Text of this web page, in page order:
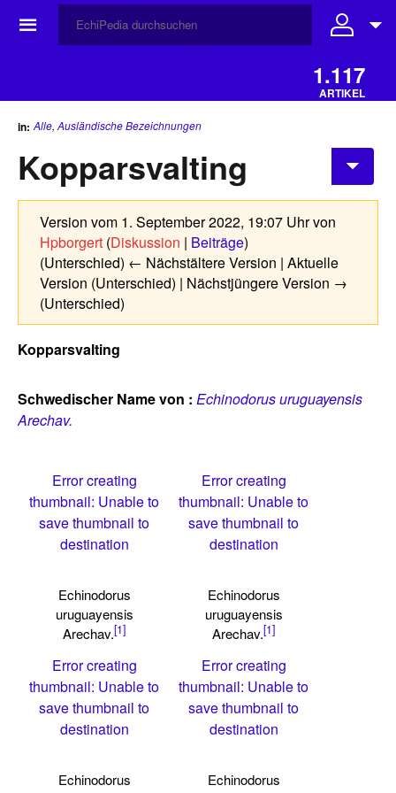
☰
1.117
ARTIKEL
in: Alle, Ausländische Bezeichnungen
Kopparsvalting
Version vom 1. September 2022, 19:07 Uhr von
Hpborgert (Diskussion | Beiträge)
(Unterschied) ← Nächstältere Version | Aktuelle
Version (Unterschied) | Nächstjüngere Version →
(Unterschied)
Kopparsvalting
Schwedischer Name von : Echinodorus uruguayensis
Arechav.
Error creating
thumbnail: Unable to
save thumbnail to
destination
Echinodorus
uruguayensis
Arechav.[1]
Error creating
thumbnail: Unable to
save thumbnail to
destination
Echinodorus
uruguayensis
Arechav.[1]
Error creating
thumbnail: Unable to
save thumbnail to
destination
Echinodorus
Error creating
thumbnail: Unable to
save thumbnail to
destination
Echinodorus